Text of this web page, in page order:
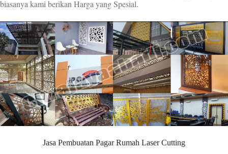
biasanya kami berikan Harga yang Spesial.
Jasa Pembuatan Pagar Rumah Laser Cutting